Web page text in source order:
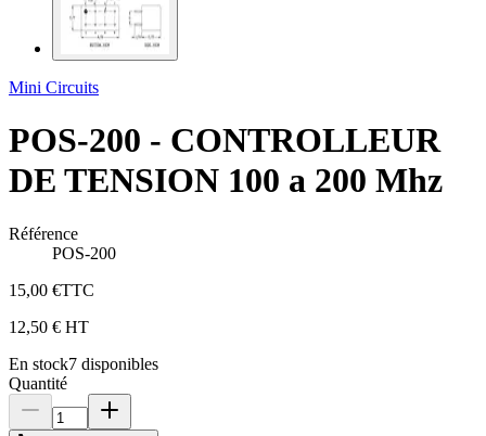
Mini Circuits
POS-200 - CONTROLLEUR
DE TENSION 100 a 200 Mhz
Référence
POS-200
15,00 €TTC
12,50 € HT
En stock7 disponibles
Quantité